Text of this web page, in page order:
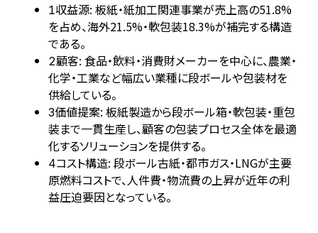
1収益源: 板紙・紙加工関連事業が売上高の51.8%
を占め、海外21.5%・軟包装18.3%が補完する構造
である。
2顧客: 食品・飲料・消費財メーカーを中心に、農業・
化学・工業など幅広い業種に段ボールや包装材を
供給している。
3価値提案: 板紙製造から段ボール箱・軟包装・重包
装まで一貫生産し、顧客の包装プロセス全体を最適
化するソリューションを提供する。
4コスト構造: 段ボール古紙・都市ガス・LNGが主要
原燃料コストで、人件費・物流費の上昇が近年の利
益圧迫要因となっている。